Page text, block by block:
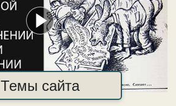
Темы сайта